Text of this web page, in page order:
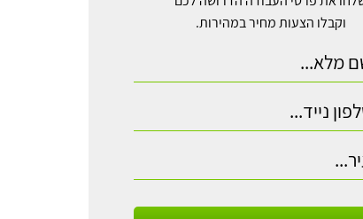
וקבלו הצעות מחיר במהירות.